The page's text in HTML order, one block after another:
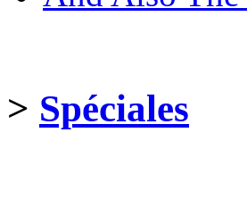
> Spéciales